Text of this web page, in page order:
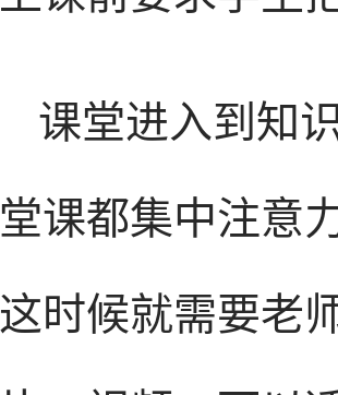
课堂进入到知
堂课都集中注意
这时候就需要老